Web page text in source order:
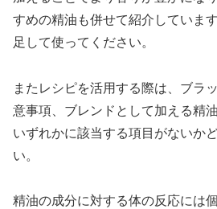
すめの精油も併せて紹介していま
足して使ってください。
またレシピを活用する際は、ブラ
意事項、ブレンドとして加える精
いずれかに該当する項目がないか
い。
精油の成分に対する体の反応には